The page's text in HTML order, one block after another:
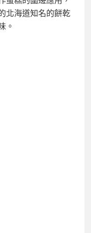
北海道知名的餅乾
。